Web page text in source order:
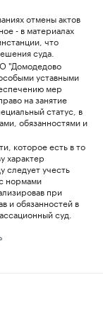
отмены актов
- в материалах
что
суда.
"Домодедово
уставными
мер
на занятие
статус, в
обязанностями и
которое есть в то
характер
следует учесть
нормами
при
и обязанностей в
суд.